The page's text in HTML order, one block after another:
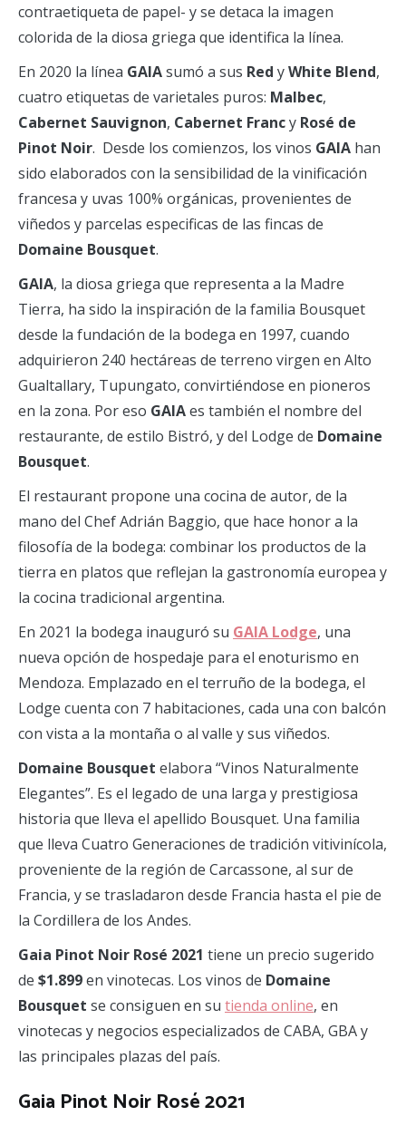
contraetiqueta de papel- y se detaca la imagen
colorida de la diosa griega que identifica la línea.
En 2020 la línea GAIAsumó a sus Red yWhite Blend,
cuatro etiquetas de varietales puros: Malbec,
Cabernet Sauvignon, Cabernet Francy Rosé de
Pinot Noir. Desde los comienzos, los vinos GAIA han
sido elaborados con la sensibilidad de la vinificación
francesa y uvas 100% orgánicas, provenientes de
viñedos y parcelas especificas de las fincas de
Domaine Bousquet.
GAIA, la diosa griega que representa a la Madre
Tierra, ha sido la inspiración de la familia Bousquet
desde la fundación de la bodega en 1997, cuando
adquirieron 240 hectáreas de terreno virgen en Alto
Gualtallary, Tupungato, convirtiéndose en pioneros
en la zona. Por eso GAIAes también el nombre del
restaurante, de estilo Bistró, y del Lodge de Domaine
Bousquet.
El restaurant propone una cocina de autor, de la
mano del Chef Adrián Baggio, que hace honor a la
filosofía de la bodega: combinar los productos de la
tierra en platos que reflejan la gastronomía europea y
la cocina tradicional argentina.
En 2021 la bodega inauguró su GAIA Lodge, una
nueva opción de hospedaje para el enoturismo en
Mendoza. Emplazado en el terruño de la bodega, el
Lodge cuenta con 7 habitaciones, cada una con balcón
con vista a la montaña o al valle y sus viñedos.
Domaine Bousquet elabora “Vinos Naturalmente
Elegantes”. Es el legado de una larga y prestigiosa
historia que lleva el apellido Bousquet. Una familia
que lleva Cuatro Generaciones de tradición vitivinícola,
proveniente de la región de Carcassone, al sur de
Francia, y se trasladaron desde Francia hasta el pie de
la Cordillera de los Andes.
Gaia Pinot Noir Rosé 2021 tiene un precio sugerido
de $1.899en vinotecas. Los vinos de Domaine
Bousquet se consiguen en su tienda online, en
vinotecas y negocios especializados de CABA, GBA y
las principales plazas del país.
Gaia Pinot Noir Rosé 2021